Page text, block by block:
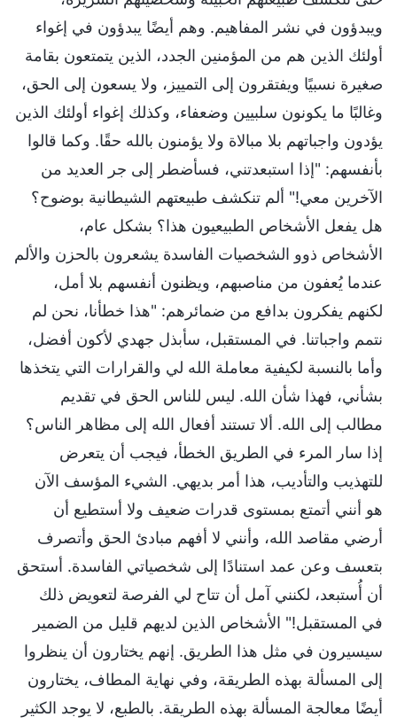
ويبدؤون في نشر المفاهيم. وهم أيضًا يبدؤون في إغواء
أولئك الذين هم من المؤمنين الجدد، الذين يتمتعون بقامة
صغيرة نسبيًا ويفتقرون إلى التمييز، ولا يسعون إلى الحق،
وغالبًا ما يكونون سلبيين وضعفاء، وكذلك إغواء أولئك الذين
يؤدون واجباتهم بلا مبالاة ولا يؤمنون بالله حقًا. وكما قالوا
بأنفسهم: "إذا استبعدتني، فسأضطر إلى جر العديد من
الآخرين معي!" ألم تنكشف طبيعتهم الشيطانية بوضوح؟
هل يفعل الأشخاص الطبيعيون هذا؟ بشكل عام،
الأشخاص ذوو الشخصيات الفاسدة يشعرون بالحزن والألم
عندما يُعفون من مناصبهم، ويظنون أنفسهم بلا أمل،
لكنهم يفكرون بدافع من ضمائرهم: "هذا خطأنا، نحن لم
نتمم واجباتنا. في المستقبل، سأبذل جهدي لأكون أفضل،
وأما بالنسبة لكيفية معاملة الله لي والقرارات التي يتخذها
بشأني، فهذا شأن الله. ليس للناس الحق في تقديم
مطالب إلى الله. ألا تستند أفعال الله إلى مظاهر الناس؟
إذا سار المرء في الطريق الخطأ، فيجب أن يتعرض
للتهذيب والتأديب، هذا أمر بديهي. الشيء المؤسف الآن
هو أنني أتمتع بمستوى قدرات ضعيف ولا أستطيع أن
أرضي مقاصد الله، وأنني لا أفهم مبادئ الحق وأتصرف
بتعسف وعن عمد استنادًا إلى شخصياتي الفاسدة. أستحق
أن أُستبعد، لكنني آمل أن تتاح لي الفرصة لتعويض ذلك
في المستقبل!" الأشخاص الذين لديهم قليل من الضمير
سيسيرون في مثل هذا الطريق. إنهم يختارون أن ينظروا
إلى المسألة بهذه الطريقة، وفي نهاية المطاف، يختارون
أيضًا معالجة المسألة بهذه الطريقة. بالطبع، لا يوجد الكثير